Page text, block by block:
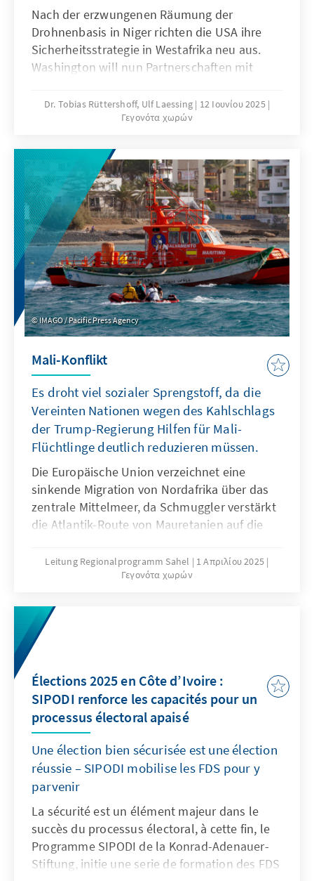
Nach der erzwungenen Räumung der
Drohnenbasis in Niger richten die USA ihre
Sicherheitsstrategie in Westafrika neu aus.
Washington will nun Partnerschaften mit
mit dem Amtsantritt von Donald Trump
beginnt eine Phase der Unsicherheit – droht
Russland, China und die Türkei.
Dr. Tobias Rüttershoff, Ulf Laessing
12 Ιουνίου 2025
Γεγονότα χωρών
IMAGO / Pacific Press Agency
Mali-Konflikt
Es droht viel sozialer Sprengstoff, da die
Vereinten Nationen wegen des Kahlschlags
der Trump-Regierung Hilfen für Mali-
Flüchtlinge deutlich reduzieren müssen.
Die Europäische Union verzeichnet eine
sinkende Migration von Nordafrika über das
zentrale Mittelmeer, da Schmuggler verstärkt
die Atlantik-Route von Mauretanien auf die
wird zugleich immer mehr Zufluchtsort für
Malier, die vor Offensiven russischer Söldner
sozialer Sprengstoff, da die Vereinten
Nationen wegen des Kahlschlags der Trump-
Regierung Hilfen für Mali-Flüchtlinge deutlich
Leitung Regionalprogramm Sahel
1 Απριλίου 2025
Γεγονότα χωρών
Élections 2025 en Côte d’Ivoire :
SIPODI renforce les capacités pour un
processus électoral apaisé
Une élection bien sécurisée est une élection
réussie – SIPODI mobilise les FDS pour y
parvenir
La sécurité est un élément majeur dans le
succès du processus électoral, à cette fin, le
Programme SIPODI de la Konrad-Adenauer-
Stiftung, initie une serie de formation des FDS